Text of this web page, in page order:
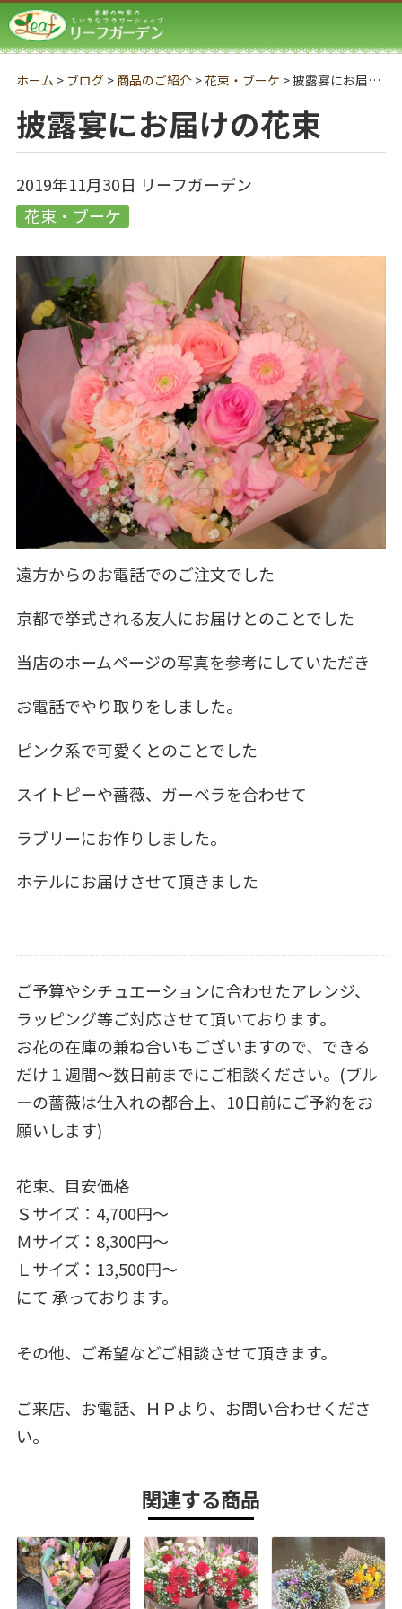
リーフガーデン
ホーム > ブログ > 商品のご紹介>花束・ブーケ >披露宴にお届けの花束
披露宴にお届けの花束
2019年11月30日 リーフガーデン
花束・ブーケ
遠方からのお電話でのご注文でした
京都で挙式される友人にお届けとのことでした
当店のホームページの写真を参考にしていただき
お電話でやり取りをしました。
ピンク系で可愛くとのことでした
スイトピーや薔薇、ガーベラを合わせて
ラブリーにお作りしました。
ホテルにお届けさせて頂きました
ご予算やシチュエーションに合わせたアレンジ、
ラッピング等ご対応させて頂いております。
お花の在庫の兼ね合いもございますので、できる
だけ１週間～数日前までにご相談ください。(ブル
ーの薔薇は仕入れの都合上、10日前にご予約をお
願いします)
花束、目安価格
Ｓサイズ：4,700円～
Ｍサイズ：8,300円～
Ｌサイズ：13,500円～
にて 承っております。
その他、ご希望などご相談させて頂きます。
ご来店、お電話、ＨＰより、お問い合わせくださ
い。
関連する商品